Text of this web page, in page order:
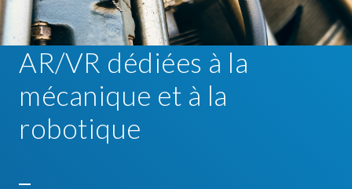
AR/VR dédiées à la
mécanique et à la
robotique